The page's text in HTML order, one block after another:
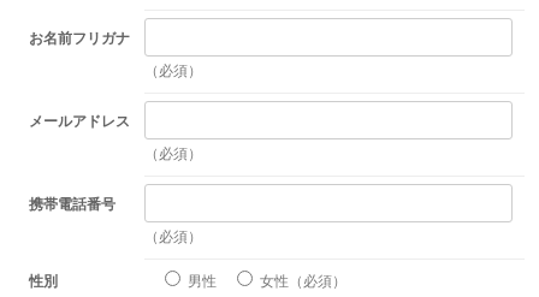
お名前フリガナ
（必須）
メールアドレス
（必須）
携帯電話番号
（必須）
性別 男性 女性 （必須）